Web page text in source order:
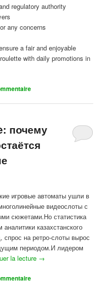
regulatory authority
any concerns
a fair and enjoyable
with daily promotions in
почему
игровые автоматы ушли в
видеослоты с
сюжетами.Но статистика
казахстанского
спрос на ретро-слоты вырос
периодом.И лидером
la lecture →